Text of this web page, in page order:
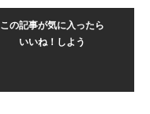
この記事が気に入ったら
いいね！しよう